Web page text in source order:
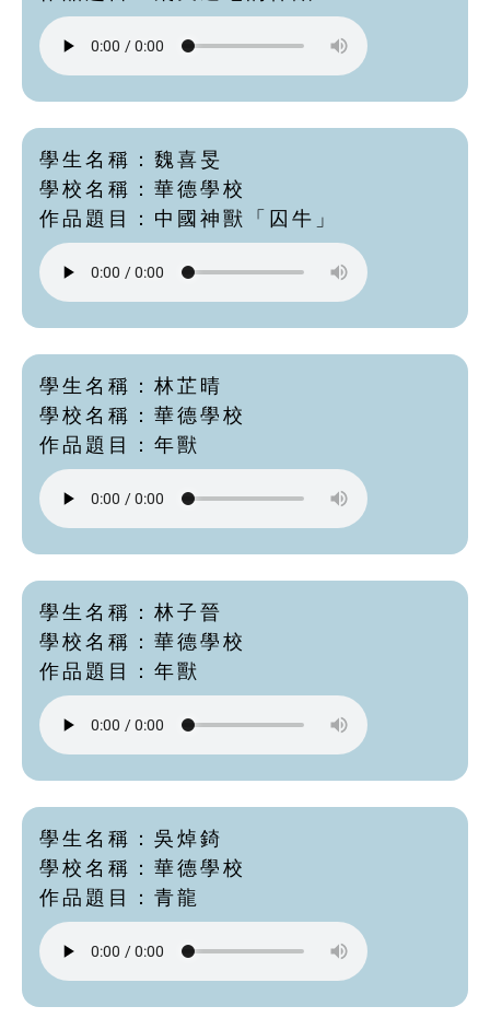
學生名稱：魏喜旻
學校名稱：華德學校
作品題目：中國神獸「囚牛」
學生名稱：林芷晴
學校名稱：華德學校
作品題目：年獸
學生名稱：林子晉
學校名稱：華德學校
作品題目：年獸
學生名稱：吳焯錡
學校名稱：華德學校
作品題目：青龍